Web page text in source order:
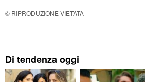
© RIPRODUZIONE VIETATA
Di tendenza oggi